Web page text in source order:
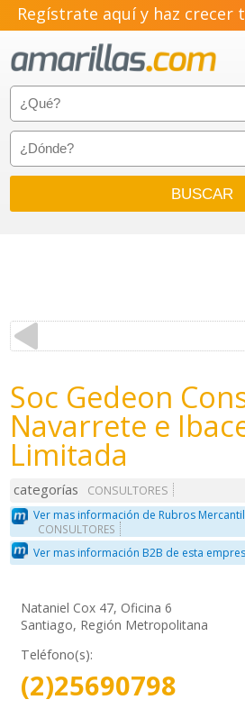
Regístrate aquí y haz crecer
Soc Gedeon
Navarrete e
Limitada
categorías
CONSULTORES
Ver mas información de Rubros Mercantil
CONSULTORES
Ver mas información B2B de esta
Nataniel Cox 47, Oficina 6
Santiago, Región Metropolitana
Teléfono(s):
(2)25690798